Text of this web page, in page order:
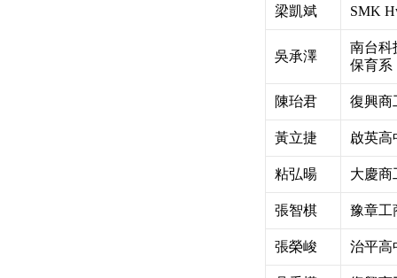
梁凱斌 SMK
吳承澤
南台科
保育系
陳珆君 復興商
黃立捷 啟英高
粘弘暘 大慶商
張智棋 豫章工
張榮峻 治平高